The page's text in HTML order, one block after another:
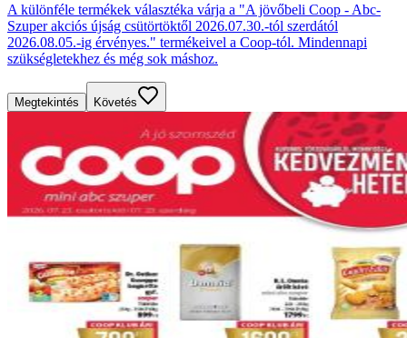
A különféle termékek választéka várja a "A jövőbeli Coop - Abc-
Szuper akciós újság csütörtöktől 2026.07.30.-tól szerdától
2026.08.05.-ig érvényes." termékeivel a Coop-tól. Mindennapi
szükségletekhez és még sok máshoz.
Megtekintés Követés